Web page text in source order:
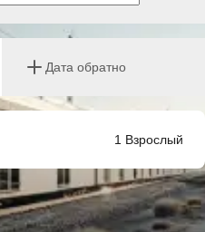
Дата обратно
1 Взрослый